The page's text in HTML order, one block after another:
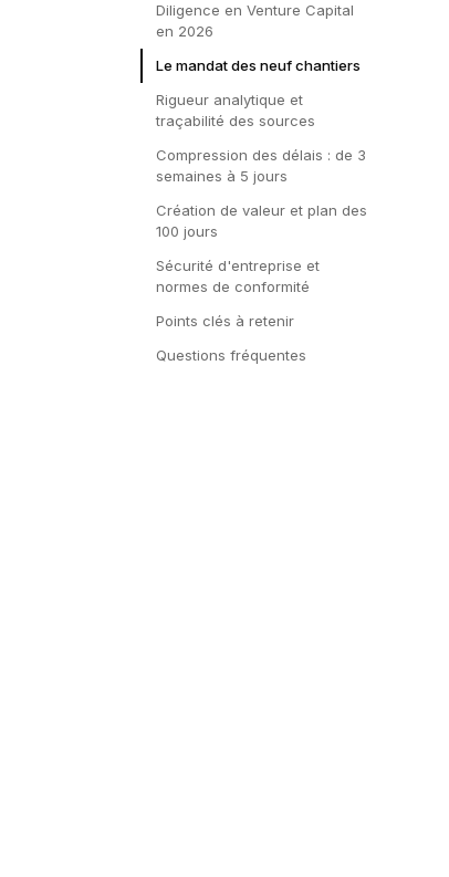
Diligence en Venture Capital
en 2026
Le mandat des neuf chantiers
Rigueur analytique et
traçabilité des sources
Compression des délais : de 3
semaines à 5 jours
Création de valeur et plan des
100 jours
Sécurité d'entreprise et
normes de conformité
Points clés à retenir
Questions fréquentes